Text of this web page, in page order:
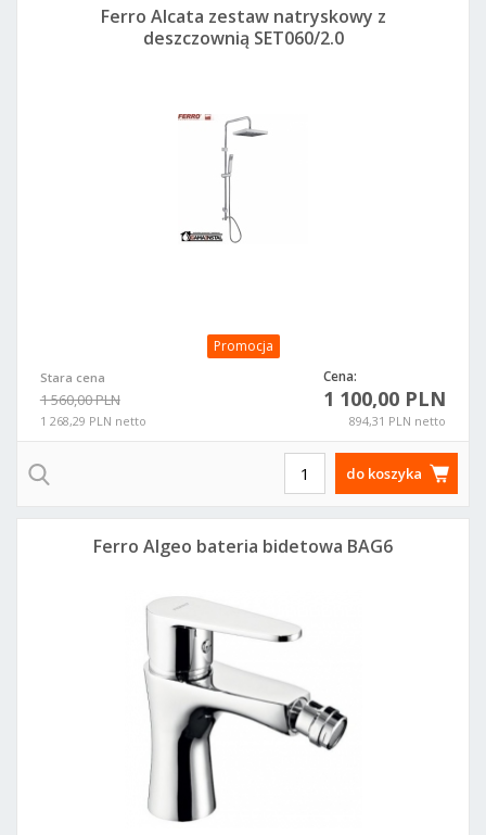
Promocja
Stara cena
1 560,00 PLN
1 268,29 PLN netto
Cena:
1 100,00 PLN
894,31 PLN netto
Ferro Alcata zestaw natryskowy z
deszczownią SET060/2.0
do koszyka
Ferro Algeo bateria bidetowa BAG6